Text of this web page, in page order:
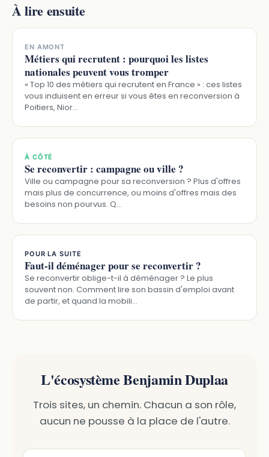
À lire ensuite
EN AMONT
Métiers qui recrutent : pourquoi les listes
nationales peuvent vous tromper
« Top 10 des métiers qui recrutent en France » : ces listes
vous induisent en erreur si vous êtes en reconversion à
Poitiers, Nior…
À CÔTÉ
Se reconvertir : campagne ou ville ?
Ville ou campagne pour sa reconversion ? Plus d'offres
mais plus de concurrence, ou moins d'offres mais des
besoins non pourvus. Q…
POUR LA SUITE
Faut-il déménager pour se reconvertir ?
Se reconvertir oblige-t-il à déménager ? Le plus
souvent non. Comment lire son bassin d'emploi avant
de partir, et quand la mobili…
L'écosystème Benjamin Duplaa
Trois sites, un chemin. Chacun a son rôle,
aucun ne pousse à la place de l'autre.